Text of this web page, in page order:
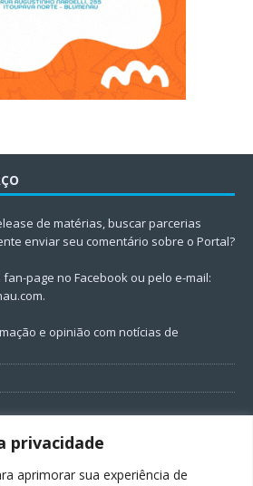
privacidade
aprimorar sua experiência de
de matérias, buscar parcerias
enviar seu comentário sobre o Portal?
page no Facebook ou pelo e-mail:
.
e opinião com notícias de